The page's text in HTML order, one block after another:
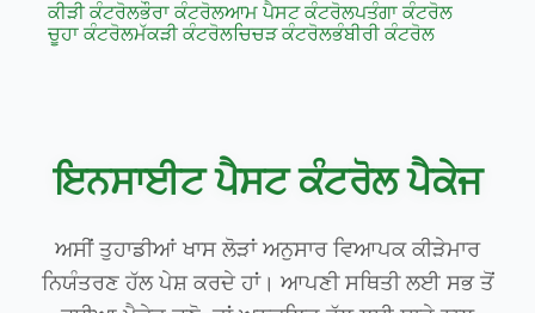
ਕੀੜੀ ਕੰਟਰੋਲਭੌਰਾ ਕੰਟਰੋਲਆਮ ਪੈਸਟ ਕੰਟਰੋਲਪਤੰਗਾ ਕੰਟਰੋਲ
ਚੂਹਾ ਕੰਟਰੋਲਮੱਕੜੀ ਕੰਟਰੋਲਚਿਚੜ ਕੰਟਰੋਲਭੰਬੀਰੀ ਕੰਟਰੋਲ
ਇਨਸਾਈਟ ਪੈਸਟ ਕੰਟਰੋਲ ਪੈਕੇਜ
ਅਸੀਂ ਤੁਹਾਡੀਆਂ ਖਾਸ ਲੋੜਾਂ ਅਨੁਸਾਰ ਵਿਆਪਕ ਕੀੜੇਮਾਰ
ਨਿਯੰਤਰਣ ਹੱਲ ਪੇਸ਼ ਕਰਦੇ ਹਾਂ। ਆਪਣੀ ਸਥਿਤੀ ਲਈ ਸਭ ਤੋਂ